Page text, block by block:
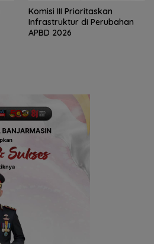
‎Komisi III Prioritaskan
Infrastruktur di Perubahan
APBD 2026